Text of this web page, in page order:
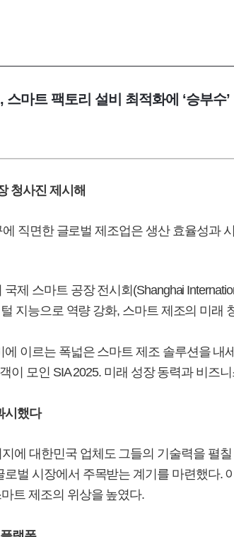
스마트 팩토리 설비 최적화에 ‘승부수’
청사진 제시해
직면한 글로벌 제조업은 생산 효율성과
제 스마트 공장 전시회(Shanghai
지능으로 역량 강화, 스마트 제조의 미래
이르는 폭넓은 스마트 제조 솔루션을
이 모인 SIA 2025. 미래 성장 동력과 비즈
시했다
에 대한민국 업체도 그들의 기술력을 펼
벌 시장에서 주목받는 계기를 마련했다
트 제조의 위상을 높였다.